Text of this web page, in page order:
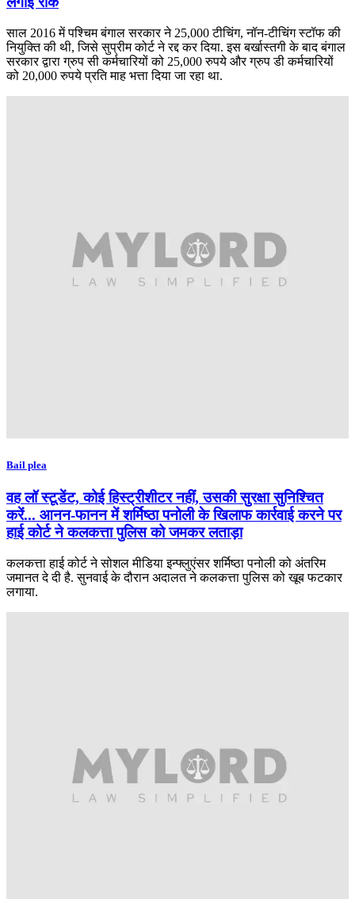
साल 2016 में पश्चिम बंगाल सरकार ने 25,000 टीचिंग, नॉन-टीचिंग स्टॉफ की
नियुक्ति की थी, जिसे सुप्रीम कोर्ट ने रद्द कर दिया. इस बर्खास्तगी के बाद बंगाल
सरकार द्वारा ग्रुप सी कर्मचारियों को 25,000 रुपये और ग्रुप डी कर्मचारियों
को 20,000 रुपये प्रति माह भत्ता दिया जा रहा था.
Bail plea
वह लॉ स्टूडेंट, कोई हिस्ट्रीशीटर नहीं, उसकी सुरक्षा सुनिश्चित
करें... आनन-फानन में शर्मिष्ठा पनोली के खिलाफ कार्रवाई करने पर
हाई कोर्ट ने कलकत्ता पुलिस को जमकर लताड़ा
कलकत्ता हाई कोर्ट ने सोशल मीडिया इन्फ्लुएंसर शर्मिष्ठा पनोली को अंतरिम
जमानत दे दी है. सुनवाई के दौरान अदालत ने कलकत्ता पुलिस को खूब फटकार
लगाया.